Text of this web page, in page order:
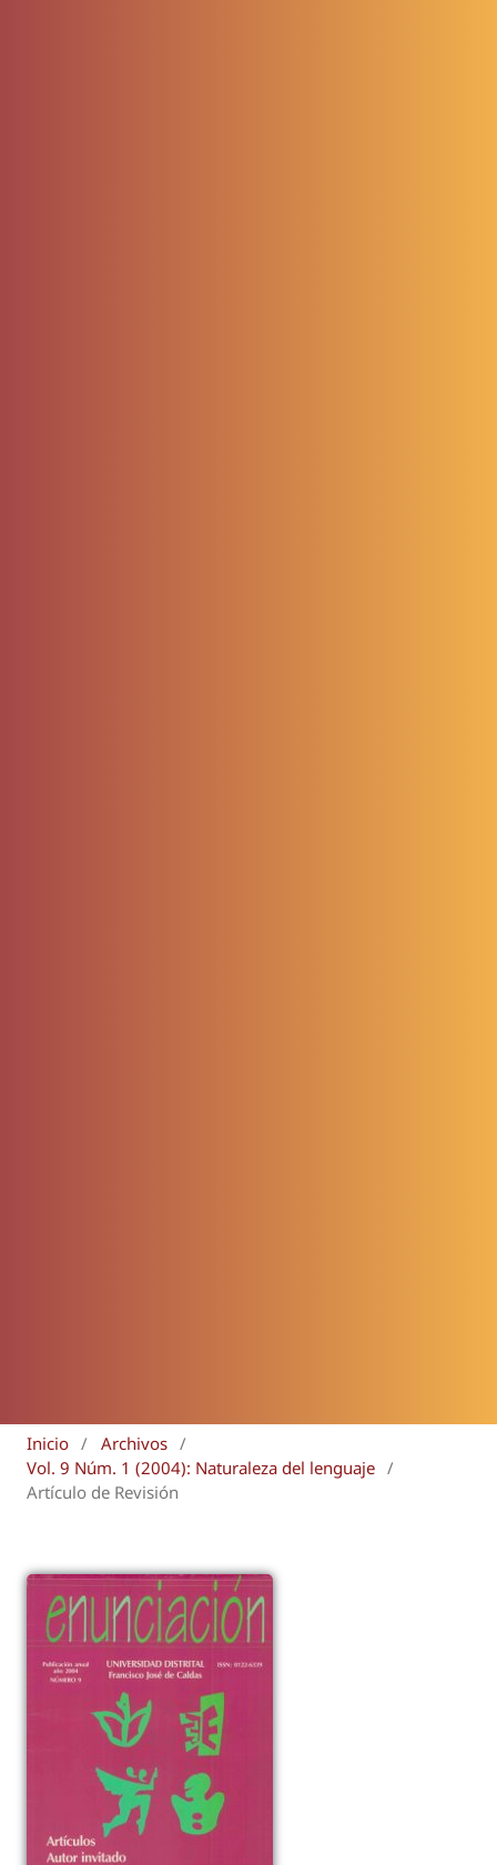
Inicio / Archivos /
Vol. 9 Núm. 1 (2004): Naturaleza del lenguaje /
Artículo de Revisión